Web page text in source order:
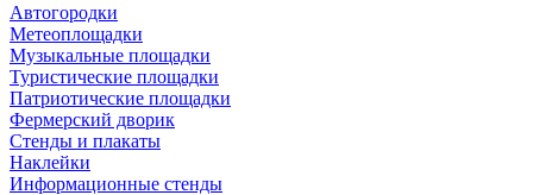
Автогородки
Метеоплощадки
Музыкальные площадки
Туристические площадки
Патриотические площадки
Фермерский дворик
Стенды и плакаты
Наклейки
Информационные стенды